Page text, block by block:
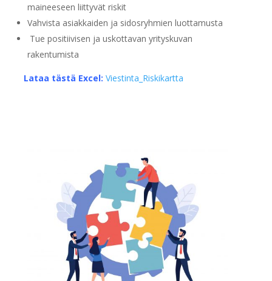
maineeseen liittyvät riskit
Vahvista asiakkaiden ja sidosryhmien luottamusta
Tue positiivisen ja uskottavan yrityskuvan
rakentumista
Lataa tästä Excel: Viestinta_Riskikartta